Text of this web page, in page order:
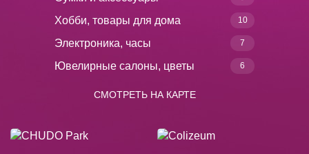
Хобби, товары для дома 10
Электроника, часы 7
Ювелирные салоны, цветы 6
СМОТРЕТЬ НА КАРТЕ